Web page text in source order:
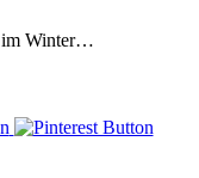
im Winter…